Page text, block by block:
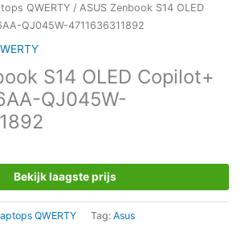
QWERTY / ASUS Zenbook S14 OLED
QJ045W-4711636311892
S14 OLED Copilot+
QJ045W-
Bekijk laagste prijs
QWERTY Tag: Asus